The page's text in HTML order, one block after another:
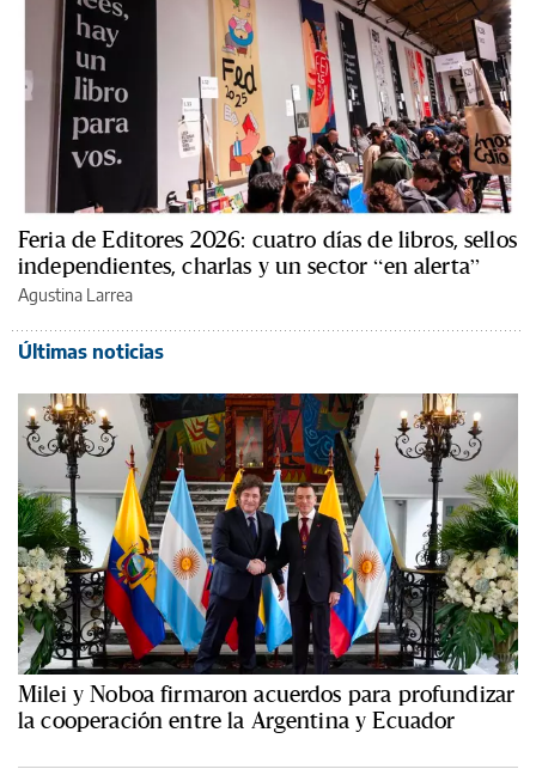
Feria de Editores 2026: cuatro días de libros, sellos
independientes, charlas y un sector “en alerta”
Agustina Larrea
Últimas noticias
Milei y Noboa firmaron acuerdos para profundizar
la cooperación entre la Argentina y Ecuador